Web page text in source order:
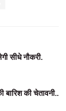
सीधे नौकरी.
बारिश की चेतावनी..